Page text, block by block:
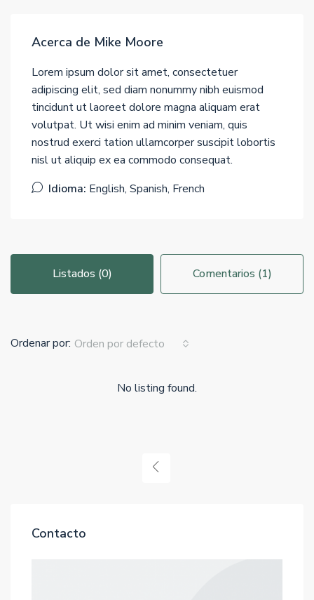
Acerca de Mike Moore
Lorem ipsum dolor sit amet, consectetuer
adipiscing elit, sed diam nonummy nibh euismod
tincidunt ut laoreet dolore magna aliquam erat
volutpat. Ut wisi enim ad minim veniam, quis
nostrud exerci tation ullamcorper suscipit lobortis
nisl ut aliquip ex ea commodo consequat.
Idioma: English, Spanish, French
Listados (0) Comentarios (1)
Ordenar por: Orden por defecto
No listing found.
Contacto